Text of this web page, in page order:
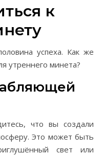
к
успеха. Как же
утреннего минета?
что вы создали
Это может быть
свет или